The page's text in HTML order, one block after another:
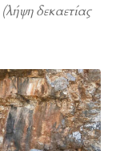
δεκαετίας